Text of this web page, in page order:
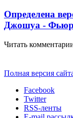
Определена
Джошуа -
Читать
Полная версия
Facebook
Twitter
RSS-ленты